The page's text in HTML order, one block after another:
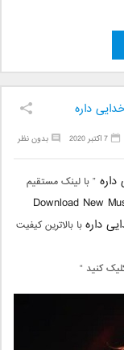
داره
بدون نظر 7 اکتبر 2020
” با لینک مستقیم
Download New
دارهبا بالاترین کیفیت
کنید “